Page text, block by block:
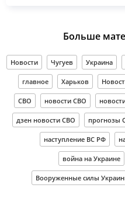
Больше
Новости Чугуев Украина
главное Харьков
СВО новости СВО
дзен новости СВО прогнозы
наступление ВС РФ
война на Украине
Вооруженные силы